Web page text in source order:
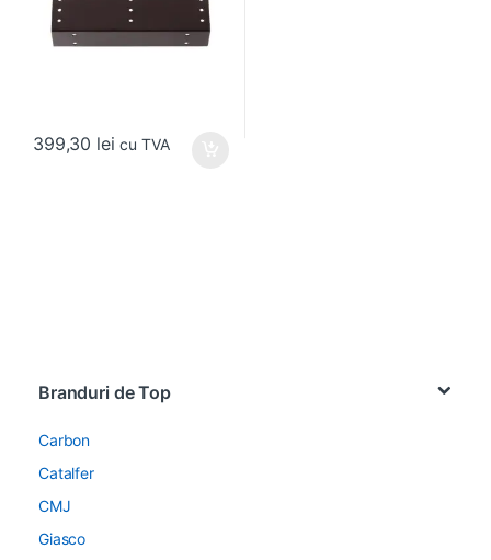
399,30 lei cu TVA
Branduri de Top
Carbon
Catalfer
CMJ
Giasco